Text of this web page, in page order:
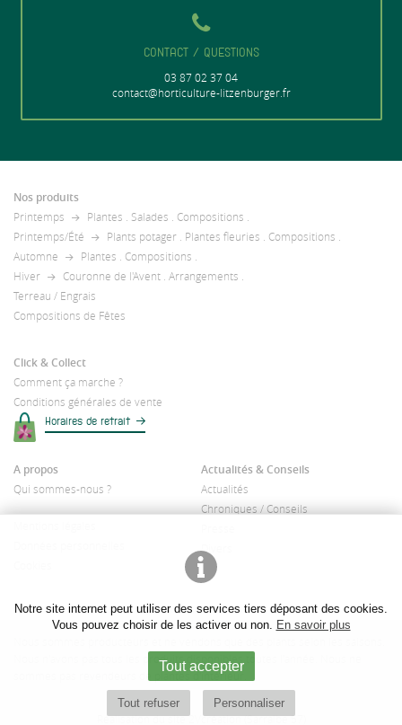
Notre site internet peut utiliser des services tiers déposant des cookies.
Vous pouvez choisir de les activer ou non. En savoir plus
Tout accepter
Tout refuser Personnaliser
CONTACT / QUESTIONS
03 87 02 37 04
contact@horticulture-litzenburger.fr
A propos
Qui sommes-nous ?
Nos produits
Printemps
Plantes . Salades . Compositions .
Printemps/Été
Plants potager . Plantes fleuries . Compositions .
Automne
Plantes . Compositions .
Hiver
Couronne de l'Avent . Arrangements .
Terreau / Engrais
Compositions de Fêtes
Click & Collect
Comment ça marche ?
Conditions générales de vente
Horaires de retrait
Actualités & Conseils
Actualités
Chroniques / Conseils
Divers
Nous n'avons pas tous les produits disponibles toutes l'année. Nous ne
sommes pas revendeurs de plantes d'intérieur.
Réalisation du site2Vcréation (Sarralbe 57)